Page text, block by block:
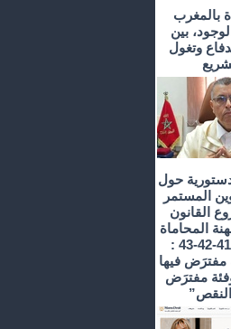
بالمغرب
بين
وتغول
حول
المستمر
القانون
المحاماة
- المواد 41-42-43 :
مفترَض فيها
مفترَض